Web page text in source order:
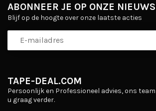
TAPE-DEAL.COM
Persoonlijk en Professioneel advies, ons
u graag verder.
ABONNEER JE OP ONZE
Blijf op de hoogte over onze laatste acties